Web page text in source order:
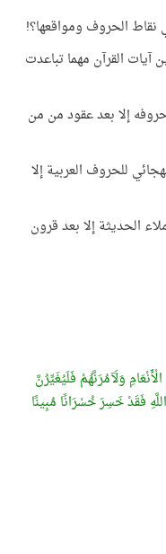
الحروف ومواقعها؟!
القرآن مهما تباعدت
إلا بعد عقود من من
للحروف العربية إلا
الحديثة إلا بعد قرون
وَلَآمُرَنَّهُمْ فَلَيُغَيِّرُنَّ
فَقَدْ خَسِرَ خُسْرَانًا مُبِينًا